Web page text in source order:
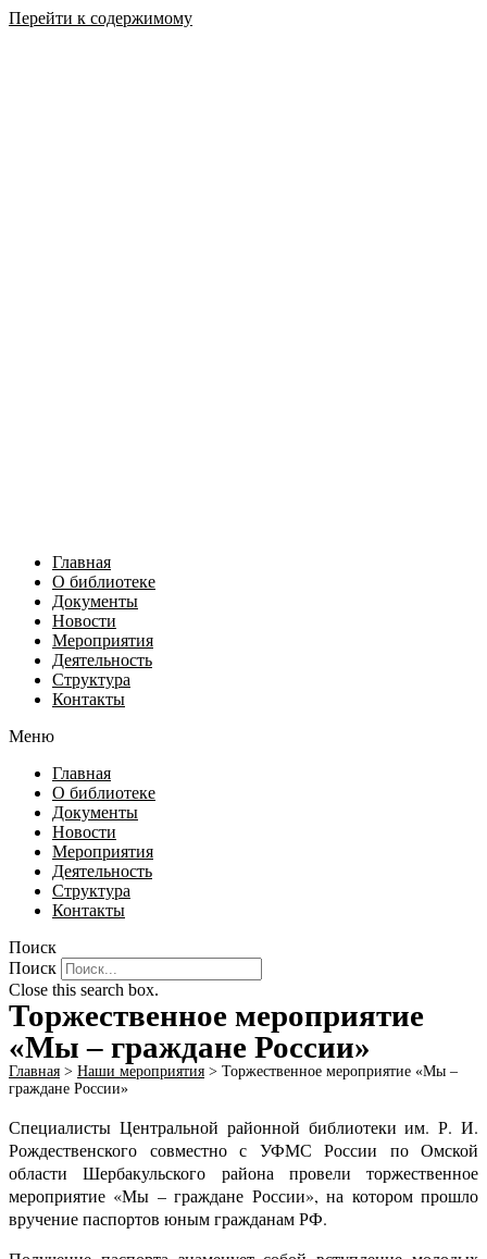
Перейти к содержимому
Главная
О библиотеке
Документы
Новости
Мероприятия
Деятельность
Структура
Контакты
Меню
Главная
О библиотеке
Документы
Новости
Мероприятия
Деятельность
Структура
Контакты
Поиск
Поиск
Close this search box.
Торжественное мероприятие
«Мы – граждане России»
Главная > Наши мероприятия > Торжественное мероприятие «Мы –
граждане России»
Специалисты Центральной районной библиотеки им. Р. И.
Рождественского совместно с УФМС России по Омской
области Шербакульского района провели торжественное
мероприятие «Мы – граждане России», на котором прошло
вручение паспортов юным гражданам РФ.